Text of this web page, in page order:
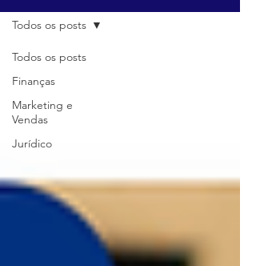
Todos os posts
Finanças
Marketing e
Vendas
Jurídico
Todos os posts